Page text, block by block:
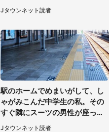
を見て...（福岡県・30代女性）
Jタウンネット読者
駅のホームでめまいがして、し
ゃがみこんだ中学生の私。その
すぐ隣にスーツの男性が座って
きて（千葉県・20代女性）
Jタウンネット読者